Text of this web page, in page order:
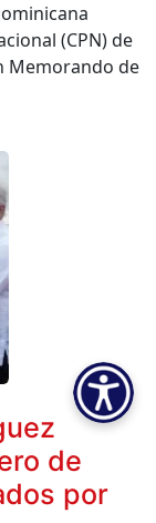
(CPN) de
Memorando de
de
por